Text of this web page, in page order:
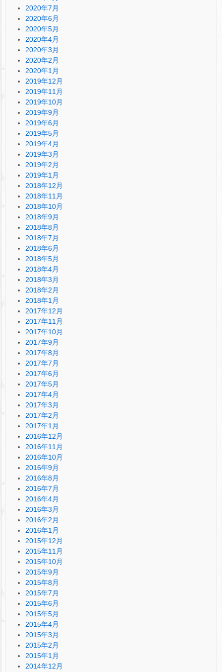
2020年7月
2020年6月
2020年5月
2020年4月
2020年3月
2020年2月
2020年1月
2019年12月
2019年11月
2019年10月
2019年9月
2019年6月
2019年5月
2019年4月
2019年3月
2019年2月
2019年1月
2018年12月
2018年11月
2018年10月
2018年9月
2018年8月
2018年7月
2018年6月
2018年5月
2018年4月
2018年3月
2018年2月
2018年1月
2017年12月
2017年11月
2017年10月
2017年9月
2017年8月
2017年7月
2017年6月
2017年5月
2017年4月
2017年3月
2017年2月
2017年1月
2016年12月
2016年11月
2016年10月
2016年9月
2016年8月
2016年7月
2016年4月
2016年3月
2016年2月
2016年1月
2015年12月
2015年11月
2015年10月
2015年9月
2015年8月
2015年7月
2015年6月
2015年5月
2015年4月
2015年3月
2015年2月
2015年1月
2014年12月